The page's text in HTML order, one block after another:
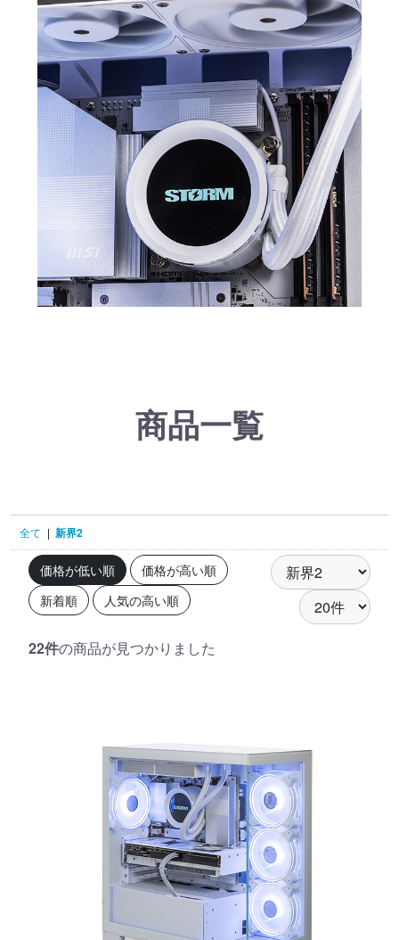
商品一覧
全て | 新界2
価格が低い順
価格が高い順
新着順
人気の高い順
22件の商品が見つかりました